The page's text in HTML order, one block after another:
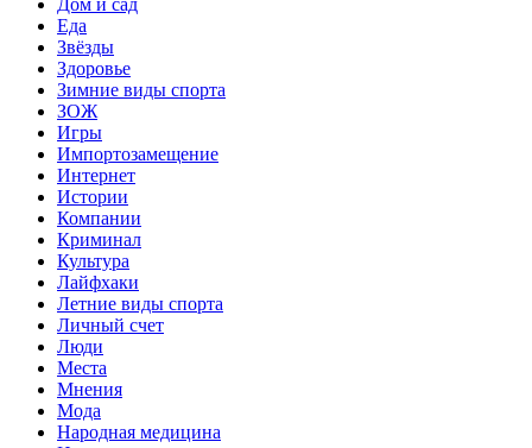
Еда
Звёзды
Здоровье
Зимние виды спорта
ЗОЖ
Игры
Импортозамещение
Интернет
Истории
Компании
Криминал
Культура
Лайфхаки
Летние виды спорта
Личный счет
Люди
Места
Мнения
Мода
Народная медицина